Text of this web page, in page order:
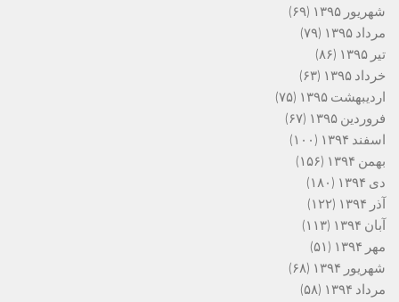
شهریور ۱۳۹۵
(۶۹)
مرداد ۱۳۹۵
(۷۹)
تیر ۱۳۹۵
(۸۶)
خرداد ۱۳۹۵
(۶۳)
اردیبهشت ۱۳۹۵
(۷۵)
فروردین ۱۳۹۵
(۶۷)
اسفند ۱۳۹۴
(۱۰۰)
بهمن ۱۳۹۴
(۱۵۶)
دی ۱۳۹۴
(۱۸۰)
آذر ۱۳۹۴
(۱۲۲)
آبان ۱۳۹۴
(۱۱۳)
مهر ۱۳۹۴
(۵۱)
شهریور ۱۳۹۴
(۶۸)
مرداد ۱۳۹۴
(۵۸)